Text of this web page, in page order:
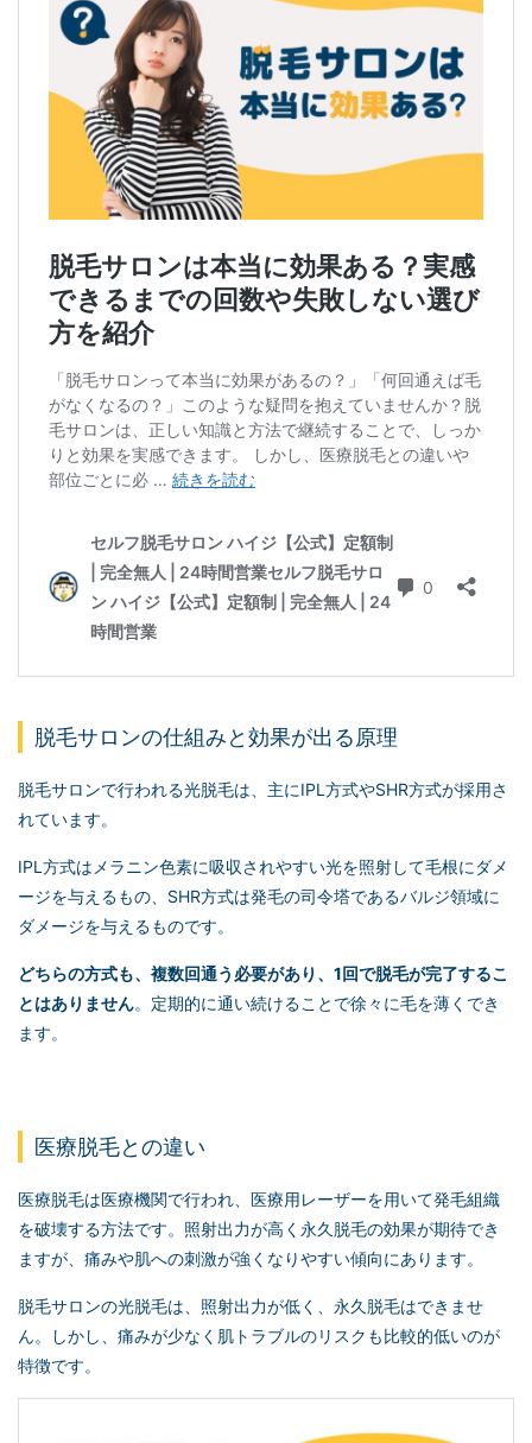
脱毛サロンの仕組みと効果が出る原理
脱毛サロンで行われる光脱毛は、主にIPL方式やSHR方式が採用さ
れています。
IPL方式はメラニン色素に吸収されやすい光を照射して毛根にダメ
ージを与えるもの、SHR方式は発毛の司令塔であるバルジ領域に
ダメージを与えるものです。
どちらの方式も、複数回通う必要があり、1回で脱毛が完了するこ
とはありません。定期的に通い続けることで徐々に毛を薄くでき
ます。
医療脱毛との違い
医療脱毛は医療機関で行われ、医療用レーザーを用いて発毛組織
を破壊する方法です。照射出力が高く永久脱毛の効果が期待でき
ますが、痛みや肌への刺激が強くなりやすい傾向にあります。
脱毛サロンの光脱毛は、照射出力が低く、永久脱毛はできませ
ん。しかし、痛みが少なく肌トラブルのリスクも比較的低いのが
特徴です。